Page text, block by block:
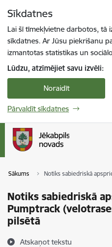
Sīkdatnes
Lai šī tīmekļvietne darbotos, tā
sīkdatnes. Ar Jūsu piekrišanu
izmantotas statistikas un
Lūdzu, atzīmējiet savu izvēli:
Noraidīt
Pārvaldīt sīkdatnes
Sākums Notiks sabiedriskā
Notiks sabiedriskā
Pumptrack
pilsētā
Atskaņot tekstu